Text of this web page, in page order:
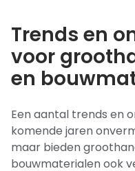
Trends en
voor
en
Een aantal trends en
komende jaren
maar bieden
bouwmaterialen ook